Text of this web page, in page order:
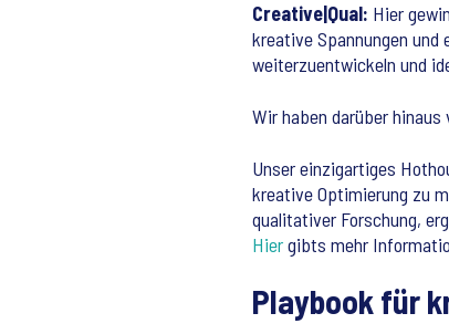
Creative|Qual: Hier
kreative Spannungen
weiterzuentwickeln und
Wir haben darüber
Unser einzigartiges
kreative Optimierung zu
qualitativer Forschung,
Hiergibts mehr
Playbook für